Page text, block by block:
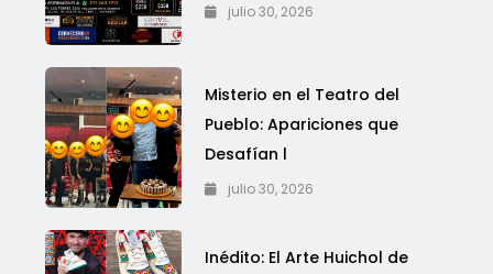
julio 30, 2026
Misterio en el Teatro del
Pueblo: Apariciones que
Desafían l
julio 30, 2026
Inédito: El Arte Huichol de